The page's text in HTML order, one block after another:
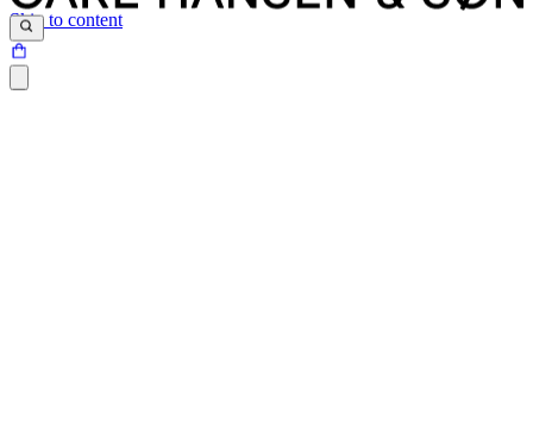
Skip to content